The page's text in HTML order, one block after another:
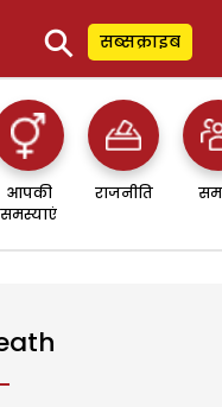
⚲ सब्सक्राइब
आपकी
समस्याएं
राजनीति